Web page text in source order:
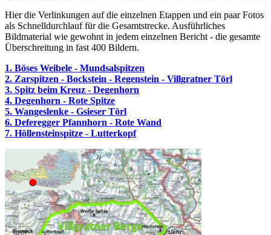
Hier die Verlinkungen auf die einzelnen Etappen und ein paar Fotos
als Schnelldurchlauf für die Gesamtstrecke. Ausführliches
Bildmaterial wie gewohnt in jedem einzelnen Bericht - die gesamte
Überschreitung in fast 400 Bildern.
1. Böses Weibele - Mundsalspitzen
2. Zarspitzen - Bockstein - Regenstein - Villgratner Törl
3. Spitz beim Kreuz - Degenhorn
4. Degenhorn - Rote Spitze
5. Wangeslenke - Gsieser Törl
6. Deferegger Pfannhorn - Rote Wand
7. Höllensteinspitze - Lutterkopf